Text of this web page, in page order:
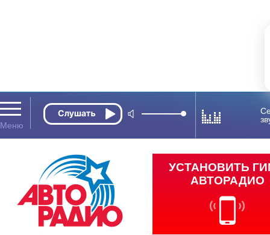
УСТАНОВИТЬ
АВТОРАДИО